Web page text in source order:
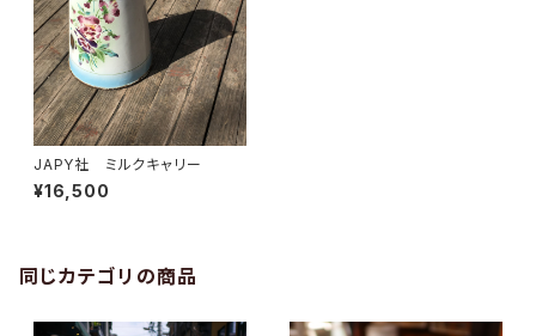
JAPY社 ミルクキャリー
¥16,500
同じカテゴリの商品